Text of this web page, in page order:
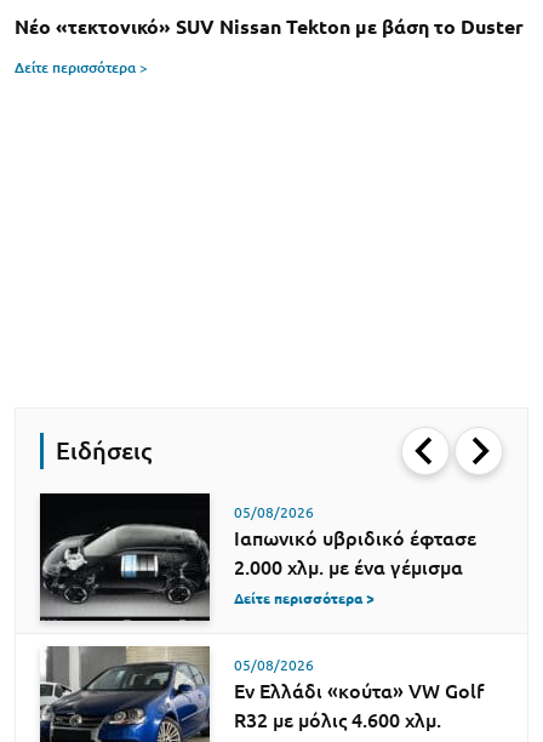
Νέο «τεκτονικό» SUV Nissan Tekton με βάση το Duster
Δείτε περισσότερα >
Ειδήσεις
05/08/2026
Ιαπωνικό υβριδικό έφτασε
2.000 χλμ. με ένα γέμισμα
Δείτε περισσότερα >
05/08/2026
Εν Ελλάδι «κούτα» VW Golf
R32 με μόλις 4.600 χλμ.